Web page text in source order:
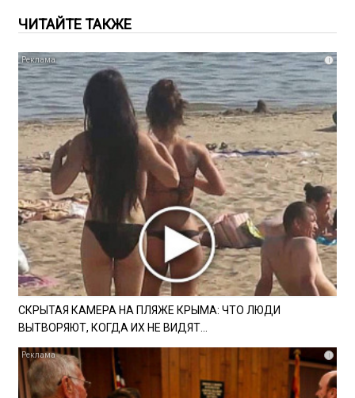
ЧИТАЙТЕ ТАКЖЕ
i
СКРЫТАЯ КАМЕРА НА ПЛЯЖЕ КРЫМА: ЧТО ЛЮДИ
ВЫТВОРЯЮТ, КОГДА ИХ НЕ ВИДЯТ...
i